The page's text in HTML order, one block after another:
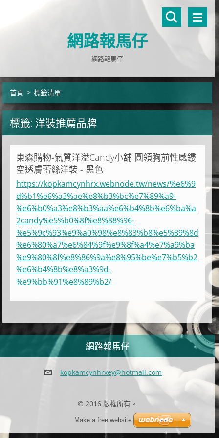
網路報馬仔
網路報馬仔
首頁 > 標籤清單
標籤: 洋裝推薦品牌
東森購物-氣質洋溢Candy小舖 圓領胸前性感鏤
空透膚蕾絲洋裝 - 黑色
https://kopkamcynhrx.webnode.tw/news/%e6%9
d%b1%e6%a3%ae%e8%b3%bc%e7%89%a9-
%e6%b0%a3%e8%b3%aa%e6%b4%8b%e6%ba%a
2candy%e5%b0%8f%e8%88%96-
%e5%9c%93%e9%a0%98%e8%83%b8%e5%89%8d
%e6%80%a7%e6%84%9f%e9%8f%a4%e7%a9%ba
%e9%80%8f%e8%86%9a%e8%95%be%e7%b5%b2
%e6%b4%8b%e8%a3%9d-
%e9%bb%91%e8%89%b2/
網路報馬仔
kopkamcynhrxey@hotmail.com
© 2016 版權所有。
Make a free website